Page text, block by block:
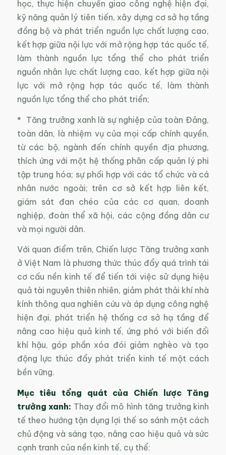
học, thực hiện chuyển giao công nghệ hiện đại,
kỹ năng quản lý tiên tiến, xây dựng cơ sở hạ tầng
đồng bộ và phát triển nguồn lực chất lượng cao,
kết hợp giữa nội lực với mở rộng hợp tác quốc tế,
làm thành nguồn lực tổng thể cho phát triển
nguồn nhân lực chất lượng cao, kết hợp giữa nội
lực với mở rộng hợp tác quốc tế, làm thành
nguồn lực tổng thể cho phát triển;
* Tăng trưởng xanh là sự nghiệp của toàn Đảng,
toàn dân, là nhiệm vụ của mọi cấp chính quyền,
từ các bộ, ngành đến chính quyền địa phương,
thích ứng với một hệ thống phân cấp quản lý phi
tập trung hóa; sự phối hợp với các tổ chức và cá
nhân nước ngoài; trên cơ sở kết hợp liên kết,
giám sát đan chéo của các cơ quan, doanh
nghiệp, đoàn thể xã hội, các cộng đồng dân cư
và mọi người dân.
Với quan điểm trên, Chiến lược Tăng trưởng xanh
ở Việt Nam là phương thức thúc đẩy quá trình tái
cơ cấu nền kinh tế để tiến tới việc sử dụng hiệu
quả tài nguyên thiên nhiên, giảm phát thải khí nhà
kính thông qua nghiên cứu và áp dụng công nghệ
hiện đại, phát triển hệ thống cơ sở hạ tầng để
nâng cao hiệu quả kinh tế, ứng phó với biến đổi
khí hậu, góp phần xóa đói giảm nghèo và tạo
động lực thúc đẩy phát triển kinh tế một cách
bền vững.
Mục tiêu tổng quát của Chiến lược Tăng
trưởng xanh: Thay đổi mô hình tăng trưởng kinh
tế theo hướng tận dụng lợi thế so sánh một cách
chủ động và sáng tạo, nâng cao hiệu quả và sức
cạnh tranh của nền kinh tế, cụ thể: